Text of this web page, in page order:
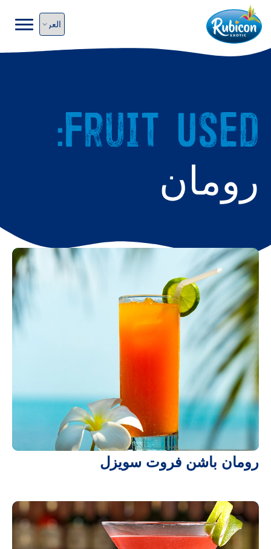
Fruit Used:
رومان
رومان باشن فروت سويزل